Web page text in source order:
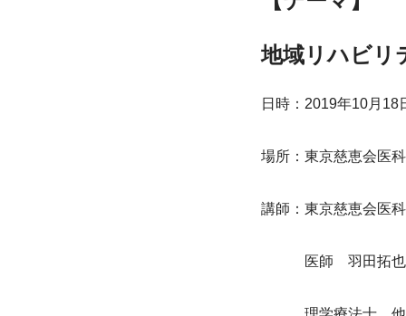
地域リハビリ
日時：2019年10月18
場所：東京慈恵会医
講師：東京慈恵会医
医師　羽田拓也